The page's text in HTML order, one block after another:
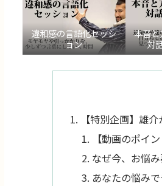
違和感の言語化セッシ
ョン
本音
対
【特別企画】雄
【動画のポイン
なぜ今、お悩
あなたの悩み